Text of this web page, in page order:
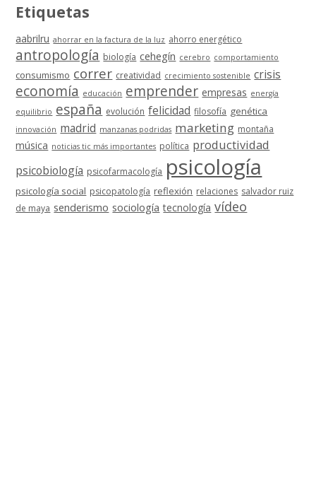
Etiquetas
aabrilru ahorrar en la factura de la luz ahorro energético
antropología biología cehegín cerebro comportamiento
consumismo correr creatividad crecimiento sostenible crisis
economía educación emprender empresas energía
equilibrio españa evolución felicidad filosofía genética
innovación madrid manzanas podridas marketing montaña
música noticias tic más importantes política productividad
psicobiología psicofarmacología psicología
psicología social psicopatología reflexión relaciones salvador ruiz
de maya senderismo sociología tecnología vídeo